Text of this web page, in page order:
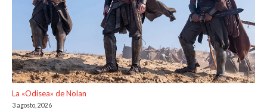
La «Odisea» de Nolan
3 agosto, 2026